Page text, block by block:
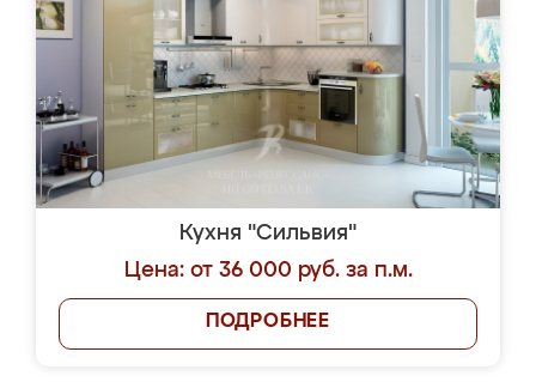
Кухня "Сильвия"
Цена: от 36 000 руб. за п.м.
ПОДРОБНЕЕ